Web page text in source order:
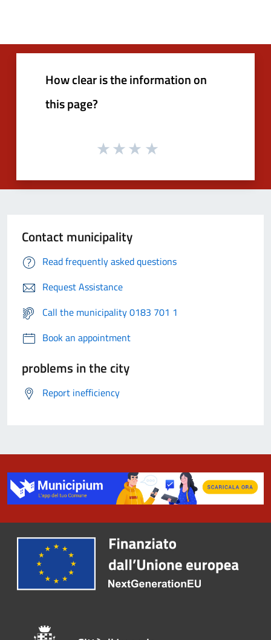
How clear is the information on
this page?
Contact municipality
Read frequently asked questions
Request Assistance
Call the municipality 0183 701 1
Book an appointment
problems in the city
Report inefficiency